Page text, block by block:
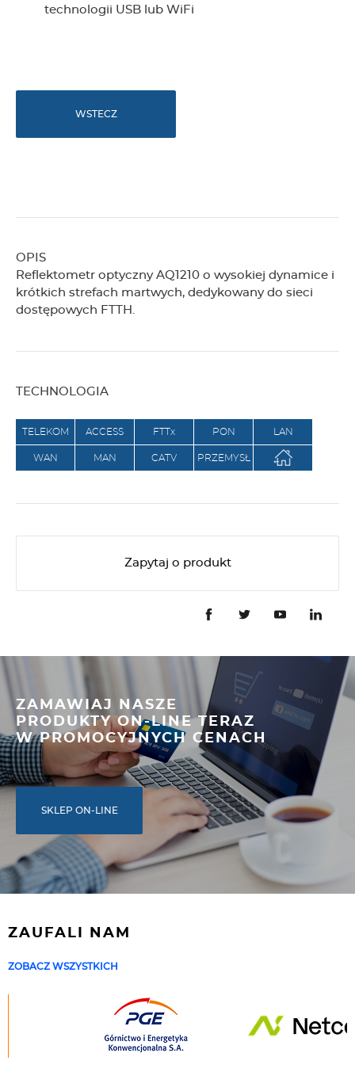
technologii USB lub WiFi
WSTECZ
OPIS
Reflektometr optyczny AQ1210 o wysokiej dynamice i
krótkich strefach martwych, dedykowany do sieci
dostępowych FTTH.
TECHNOLOGIA
TELEKOM ACCESS FTTx PON LAN
WAN MAN CATV PRZEMYSŁ
Zapytaj o produkt
ZAMAWIAJ NASZE
PRODUKTY ON-LINE TERAZ
W PROMOCYJNYCH CENACH
SKLEP ON-LINE
ZAUFALI NAM
ZOBACZ WSZYSTKICH